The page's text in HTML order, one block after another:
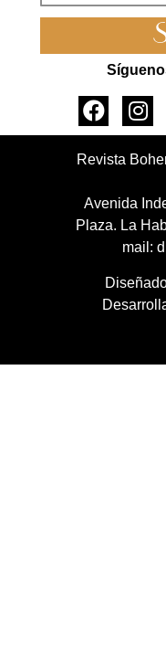
Revista
Avenida
Plaza. La
mail: